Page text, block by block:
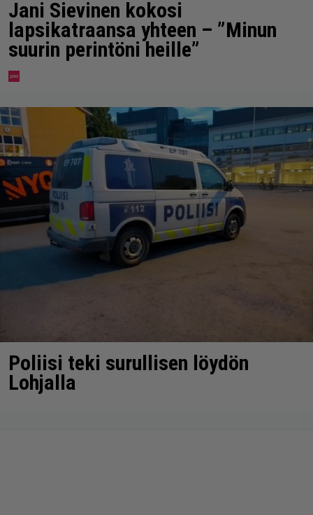
Jani Sievinen kokosi
lapsikatraansa yhteen – ”Minun
suurin perintöni heille”
Poliisi teki surullisen löydön
Lohjalla